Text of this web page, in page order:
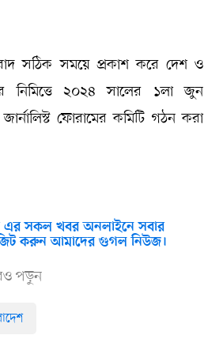
সঠিক সময়ে প্রকাশ করে দেশ ও
নিমিত্তে ২০২৪ সালের ১লা জুন
ফোরামের কমিটি গঠন করা
এর সকল খবর অনলাইনে সবার
করুন আমাদের গুগল নিউজ।
পড়ুন